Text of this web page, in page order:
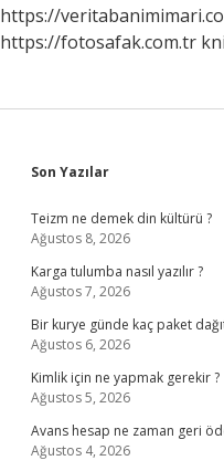
https://
https://fotosafak.com.tr
Sidebar
Son Yazılar
Teizm ne demek din kültürü ?
Ağustos 8, 2026
Karga tulumba nasıl yazılır ?
Ağustos 7, 2026
Bir kurye günde kaç paket
Ağustos 6, 2026
Kimlik için ne yapmak gerekir ?
Ağustos 5, 2026
Avans hesap ne zaman geri
Ağustos 4, 2026